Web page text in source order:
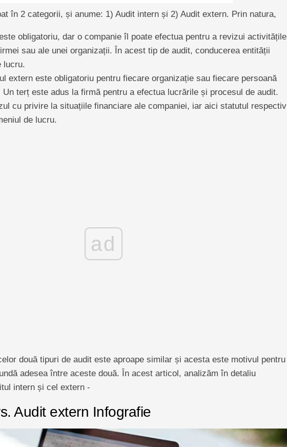
în 2 categorii, și anume: 1) Audit intern și 2) Audit extern. Prin natura,
obligatoriu, dar o companie îl poate efectua pentru a revizui activitățile
sau ale unei organizații. În acest tip de audit, conducerea entității
lucru.
extern este obligatoriu pentru fiecare organizație sau fiecare persoană
Un terț este adus la firmă pentru a efectua lucrările și procesul de audit.
cu privire la situațiile financiare ale companiei, iar aici statutul respectiv
de lucru.
ad
două tipuri de audit este aproape similar și acesta este motivul pentru
adesea între aceste două. În acest articol, analizăm în detaliu
intern și cel extern -
Audit extern Infografie